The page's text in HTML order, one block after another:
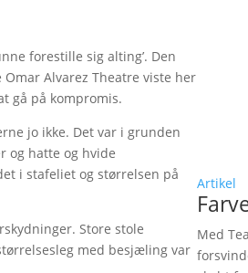
forestille sig alting’. Den
Alvarez Theatre viste her
gå på kompromis.
jo ikke. Det var i grunden
og hatte og hvide
i stafeliet og størrelsen på
Store stole
med besjæling var
Artikel
Med